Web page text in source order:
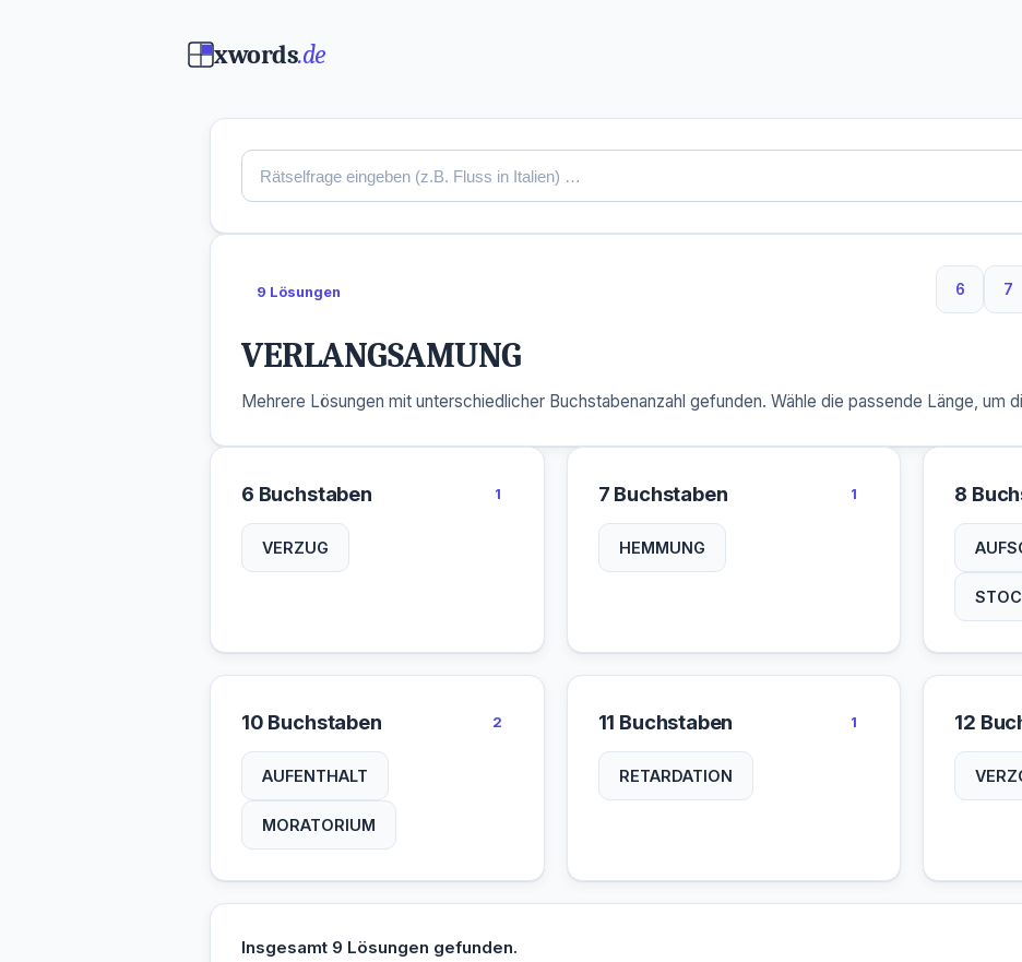
xwords.de
9 Lösungen 6
6
7
7
VERLANGSAMUNG
Mehrere Lösungen mit unterschiedlicher Buchstabenanzahl gefunden. Wähle die passende Länge, um
6 Buchstaben 1
VERZUG
7 Buchstaben 1
HEMMUNG
8
10 Buchstaben 2
AUFENTHALT
MORATORIUM
11 Buchstaben 1
RETARDATION
12
Insgesamt 9 Lösungen gefunden.